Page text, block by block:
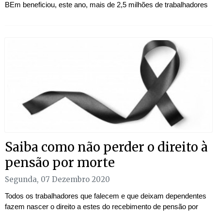
BEm beneficiou, este ano, mais de 2,5 milhões de trabalhadores
Saiba como não perder o direito à
pensão por morte
Segunda, 07 Dezembro 2020
Todos os trabalhadores que falecem e que deixam dependentes
fazem nascer o direito a estes do recebimento de pensão por